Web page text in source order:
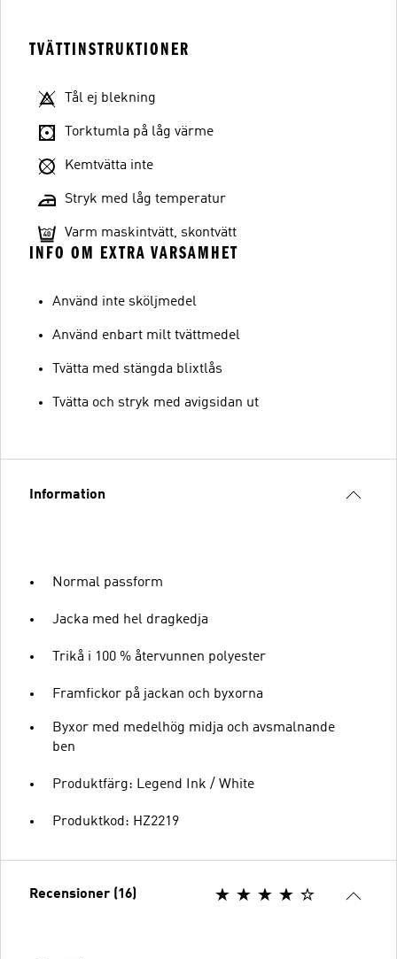
TVÄTTINSTRUKTIONER
Tål ej blekning
Torktumla på låg värme
Kemtvätta inte
Stryk med låg temperatur
Varm maskintvätt, skontvätt
INFO OM EXTRA VARSAMHET
Använd inte sköljmedel
Använd enbart milt tvättmedel
Tvätta med stängda blixtlås
Tvätta och stryk med avigsidan ut
Information
Normal passform
Jacka med hel dragkedja
Trikå i 100 % återvunnen polyester
Framfickor på jackan och byxorna
Byxor med medelhög midja och avsmalnande
ben
Produktfärg: Legend Ink / White
Produktkod: HZ2219
Recensioner (16)